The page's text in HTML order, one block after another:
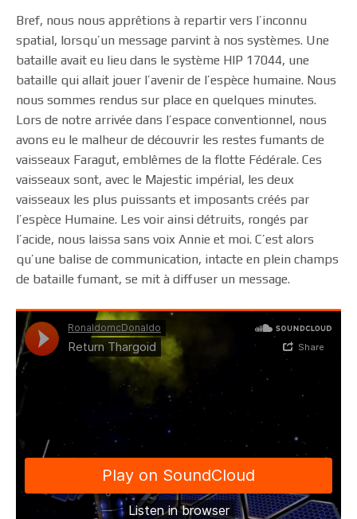
Bref, nous nous apprêtions à repartir vers l’inconnu
spatial, lorsqu’un message parvint à nos systèmes. Une
bataille avait eu lieu dans le système HIP 17044, une
bataille qui allait jouer l’avenir de l’espèce humaine. Nous
nous sommes rendus sur place en quelques minutes.
Lors de notre arrivée dans l’espace conventionnel, nous
avons eu le malheur de découvrir les restes fumants de
vaisseaux Faragut, emblêmes de la flotte Fédérale. Ces
vaisseaux sont, avec le Majestic impérial, les deux
vaisseaux les plus puissants et imposants créés par
l’espèce Humaine. Les voir ainsi détruits, rongés par
l’acide, nous laissa sans voix Annie et moi. C’est alors
qu’une balise de communication, intacte en plein champs
de bataille fumant, se mit à diffuser un message.